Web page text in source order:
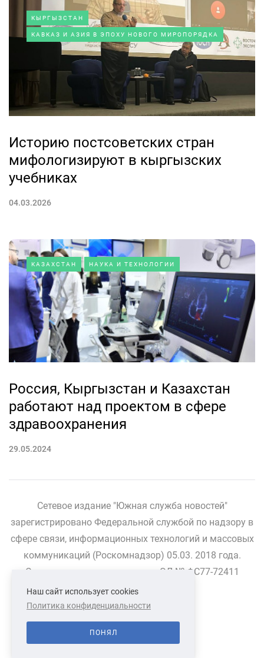
КЫРГЫЗСТАН
КАВКАЗ И АЗИЯ В ЭПОХУ НОВОГО МИРОПОРЯДКА
Историю постсоветских стран
мифологизируют в кыргызских
учебниках
04.03.2026
КАЗАХСТАН НАУКА И ТЕХНОЛОГИИ
Россия, Кыргызстан и Казахстан
работают над проектом в сфере
здравоохранения
29.05.2024
Сетевое издание "Южная служба новостей"
зарегистрировано Федеральной службой по надзору в
сфере связи, информационных технологий и массовых
коммуникаций (Роскомнадзор) 05.03. 2018 года.
Свидетельство о регистрации ЭЛ № ФС77-72411
СВЯЗАТЬСЯ С НАМИ
Наш сайт использует cookies
Политика конфиденциальности
ПОНЯЛ